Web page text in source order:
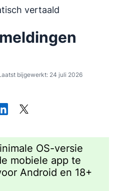
vertaald uit het Engels,
vertaald
bijgewerkt: 24 juli 2026
OS-versie
mobiele app te
Android en 18+